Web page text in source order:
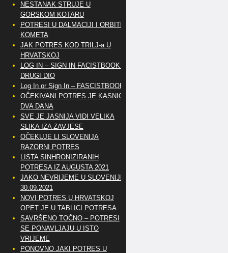
NESTANAK STRUJE U
GORSKOM KOTARU
POTRESI U DALMACIJI I ORBITE
KOMETA
JAK POTRES KOD TRILJ-a U
HRVATSKOJ
LOG IN – SIGN IN FACISTBOOK –
DRUGI DIO
Log In or Sign In – FASCISTBOOK
OČEKIVANI POTRES JE KASNIO
DVA DANA
SVE JE JASNIJA VIDI VELIKA
SLIKA IZA ZAVJESE
OČEKUJE LI SLOVENIJA
RAZORNI POTRES
LISTA SINHRONIZIRANIH
POTRESA IZ AUGUSTA 2021
JAKO NEVRIJEME U SLOVENIJI
30.09.2021
NOVI POTRES U HRVATSKOJ
OPET JE U TABLICI POTRESA
SAVRŠENO TOČNO – POTRESI
SE PONAVLJAJU U ISTO
VRIJEME
PONOVNO JAKI POTRES U